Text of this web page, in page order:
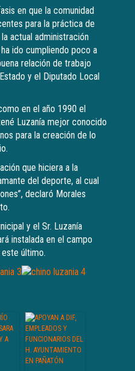
en que la comunidad
para la práctica de
actual administración
ido cumpliendo poco a
relación de trabajo
y el Diputado Local
en el año 1990 el
Luzanía mejor conocido
para la creación de lo
que hiciera a la
del deporte, al cual
declaró Morales
y el Sr. Luzanía
instalada en el campo
último.